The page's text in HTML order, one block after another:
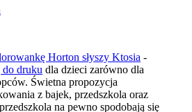
Horton słyszy Ktosia -
druku dla dzieci zarówno dla
Świetna propozycja
z bajek, przedszkola oraz
na pewno spodobają się